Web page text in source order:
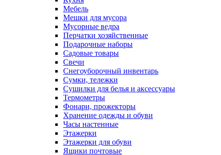
Мебель
Мешки для мусора
Мусорные ведра
Перчатки хозяйственные
Подарочные наборы
Садовые товары
Свечи
Снегоуборочный инвентарь
Сумки, тележки
Сушилки для белья и аксессуары
Термометры
Фонари, прожекторы
Хранение одежды и обуви
Часы настенные
Этажерки
Этажерки для обуви
Ящики почтовые